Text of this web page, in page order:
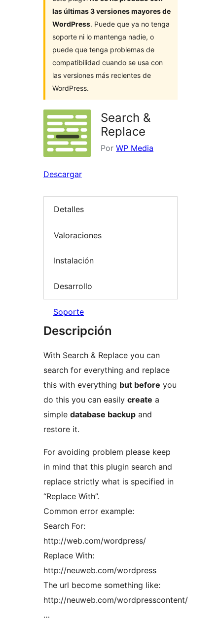
las últimas 3 versiones mayores de
WordPress. Puede que ya no tenga
soporte ni lo mantenga nadie, o
puede que tenga problemas de
compatibilidad cuando se usa con
las versiones más recientes de
WordPress.
Search &
Replace
Por WP Media
Descargar
Detalles
Valoraciones
Instalación
Desarrollo
Soporte
Descripción
With Search & Replace you can
search for everything and replace
this with everything but before you
do this you can easily create a
simple database backup and
restore it.
For avoiding problem please keep
in mind that this plugin search and
replace strictly what is specified in
“Replace With”.
Common error example:
Search For:
http://web.com/wordpress/
Replace With:
http://neuweb.com/wordpress
The url become something like:
http://neuweb.com/wordpresscontent/
…